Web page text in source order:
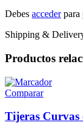
Debes accederpara
Shipping &
Productos
Comparar
Tijeras Curvas